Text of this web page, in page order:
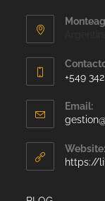
+549
Email:
Website:
https://